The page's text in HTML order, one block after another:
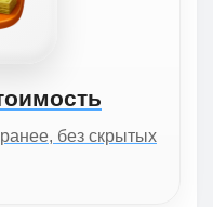
без скрытых